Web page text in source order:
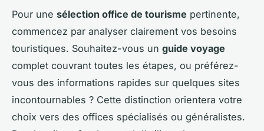
Pour une sélection office de tourisme pertinente,
commencez par analyser clairement vos besoins
touristiques. Souhaitez-vous un guide voyage
complet couvrant toutes les étapes, ou préférez-
vous des informations rapides sur quelques sites
incontournables ? Cette distinction orientera votre
choix vers des offices spécialisés ou généralistes.